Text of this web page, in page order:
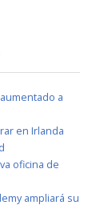
a
en Irlanda
oficina de
ampliará su